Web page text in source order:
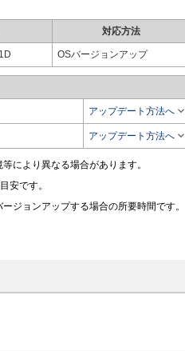
対応方法
OSバージョンアップ
アップデート方法へ
アップデート方法へ
により異なる場合があります。
安です。
ジョンアップする場合の所要時間です。